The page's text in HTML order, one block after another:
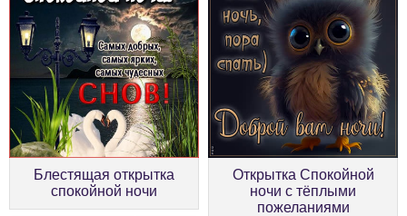
Блестящая открытка
спокойной ночи
Открытка Спокойной
ночи с тёплыми
пожеланиями